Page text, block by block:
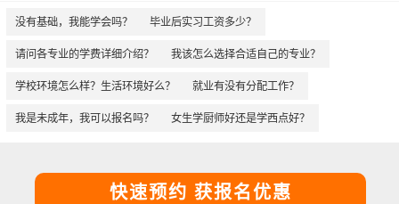
没有基础，我能学会吗？ 毕业后实习工资多少？
请问各专业的学费详细介绍？ 我该怎么选择合适自己的专业？
学校环境怎么样？生活环境好么？ 就业有没有分配工作？
我是未成年，我可以报名吗？ 女生学厨师好还是学西点好？
快速预约 获报名优惠